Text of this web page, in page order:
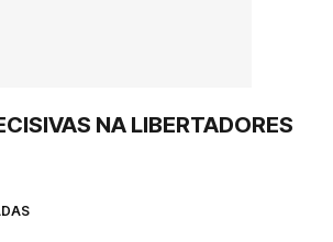
NA LIBERTADORES